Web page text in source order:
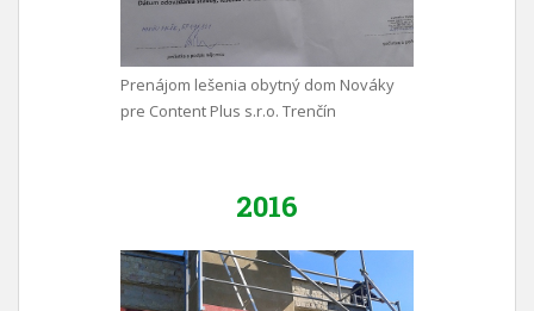
Prenájom lešenia obytný dom Nováky
pre Content Plus s.r.o. Trenčín
2016